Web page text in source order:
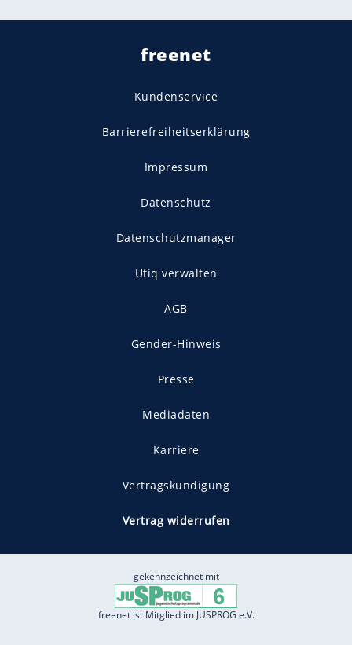
freenet
Kundenservice
Barrierefreiheitserklärung
Impressum
Datenschutz
Datenschutzmanager
Utiq verwalten
AGB
Gender-Hinweis
Presse
Mediadaten
Karriere
Vertragskündigung
Vertrag widerrufen
gekennzeichnet mit
freenet ist Mitglied im JUSPROG e.V.